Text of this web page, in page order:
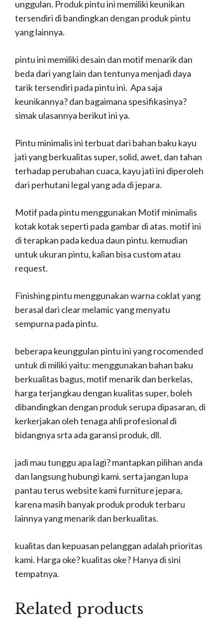
unggulan. Produk pintu ini memiliki keunikan
tersendiri di bandingkan dengan produk pintu
yang lainnya.
pintu ini memiliki desain dan motif menarik dan
beda dari yang lain dan tentunya menjadi daya
tarik tersendiri pada pintu ini. Apa saja
keunikannya? dan bagaimana spesifikasinya?
simak ulasannya berikut ini ya.
Pintu minimalis ini terbuat dari bahan baku kayu
jati yang berkualitas super, solid, awet, dan tahan
terhadap perubahan cuaca, kayu jati ini diperoleh
dari perhutani legal yang ada di jepara.
Motif pada pintu menggunakan Motif minimalis
kotak kotak seperti pada gambar di atas. motif ini
di terapkan pada kedua daun pintu. kemudian
untuk ukuran pintu, kalian bisa custom atau
request.
Finishing pintu menggunakan warna coklat yang
berasal dari clear melamic yang menyatu
sempurna pada pintu.
beberapa keunggulan pintu ini yang rocomended
untuk di miliki yaitu: menggunakan bahan baku
berkualitas bagus, motif menarik dan berkelas,
harga terjangkau dengan kualitas super, boleh
dibandingkan dengan produk serupa dipasaran, di
kerkerjakan oleh tenaga ahli profesional di
bidangnya srta ada garansi produk, dll.
jadi mau tunggu apa lagi? mantapkan pilihan anda
dan langsung hubungi kami. serta jangan lupa
pantau terus website kami furniture jepara,
karena masih banyak produk produk terbaru
lainnya yang menarik dan berkualitas.
kualitas dan kepuasan pelanggan adalah prioritas
kami. Harga oke? kualitas oke? Hanya di sini
tempatnya.
Related products